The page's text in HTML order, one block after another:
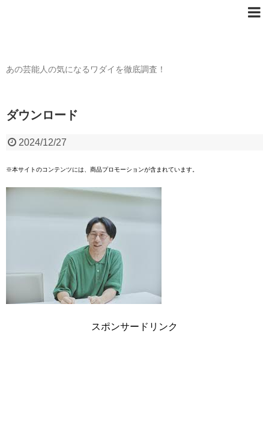
あの芸能人の気になるワダイを徹底調査！
ダウンロード
2024/12/27
※本サイトのコンテンツには、商品プロモーションが含まれています。
スポンサードリンク